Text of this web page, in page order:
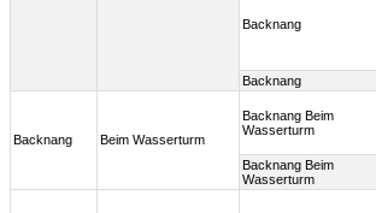
Backnang
Backnang
Backnang Beim Wasserturm
Backnang Beim
Wasserturm
Backnang Beim
Wasserturm